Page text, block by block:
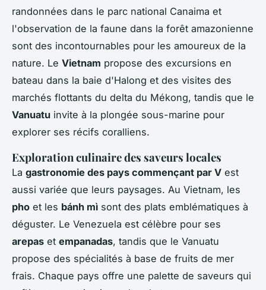
randonnées dans le parc national Canaima et
l'observation de la faune dans la forêt amazonienne
sont des incontournables pour les amoureux de la
nature. Le Vietnam propose des excursions en
bateau dans la baie d'Halong et des visites des
marchés flottants du delta du Mékong, tandis que le
Vanuatu invite à la plongée sous-marine pour
explorer ses récifs coralliens.
Exploration culinaire des saveurs locales
La gastronomie des pays commençant par V est
aussi variée que leurs paysages. Au Vietnam, les
pho et les bánh mì sont des plats emblématiques à
déguster. Le Venezuela est célèbre pour ses
arepas et empanadas, tandis que le Vanuatu
propose des spécialités à base de fruits de mer
frais. Chaque pays offre une palette de saveurs qui